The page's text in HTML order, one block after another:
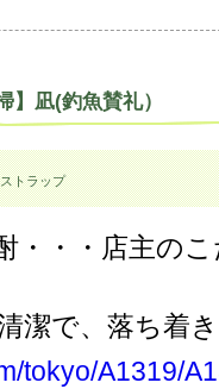
】凪(釣魚賛礼）
トラップ
・・・店主の
潔で、落ち着
tokyo/A1319/